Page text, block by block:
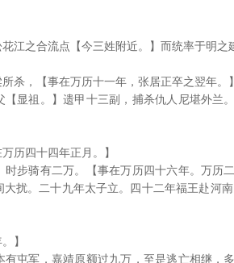
江之合流点【今三姓附近。】而统率于明之
杀，【事在万历十一年，张居正卒之翌年。
显祖。】遗甲十三副，捕杀仇人尼堪外兰
历四十四年正月。】
步骑有二万。【事在万历四十六年。万历
扰。二十九年太子立。四十二年福王赴河
】
屯军，嘉靖原额过九万，至是逃亡相继，